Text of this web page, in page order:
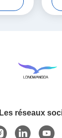
Les réseaux